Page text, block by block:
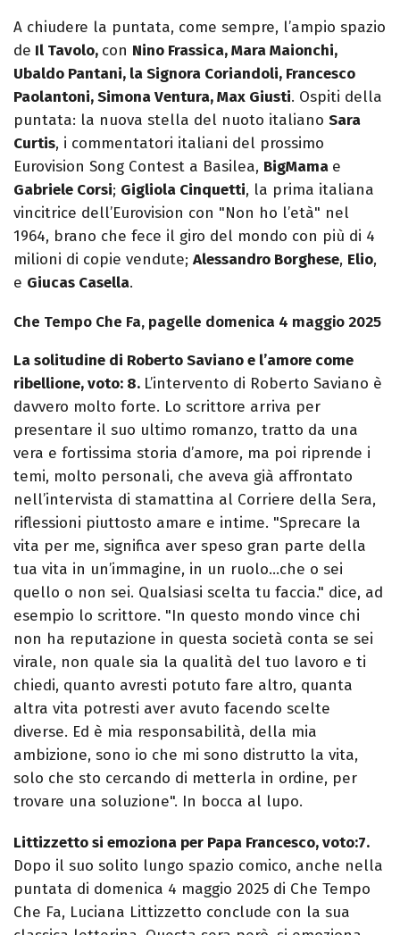
A chiudere la puntata, come sempre, l’ampio spazio
de Il Tavolo, con Nino Frassica, Mara Maionchi,
Ubaldo Pantani, la Signora Coriandoli, Francesco
Paolantoni, Simona Ventura, Max Giusti. Ospiti della
puntata: la nuova stella del nuoto italiano Sara
Curtis, i commentatori italiani del prossimo
Eurovision Song Contest a Basilea, BigMama e
Gabriele Corsi; Gigliola Cinquetti, la prima italiana
vincitrice dell’Eurovision con "Non ho l’età" nel
1964, brano che fece il giro del mondo con più di 4
milioni di copie vendute; Alessandro Borghese, Elio,
e Giucas Casella.
Che Tempo Che Fa, pagelle domenica 4 maggio 2025
La solitudine di Roberto Saviano e l’amore come
ribellione, voto: 8. L’intervento di Roberto Saviano è
davvero molto forte. Lo scrittore arriva per
presentare il suo ultimo romanzo, tratto da una
vera e fortissima storia d’amore, ma poi riprende i
temi, molto personali, che aveva già affrontato
nell’intervista di stamattina al Corriere della Sera,
riflessioni piuttosto amare e intime. "Sprecare la
vita per me, significa aver speso gran parte della
tua vita in un’immagine, in un ruolo…che o sei
quello o non sei. Qualsiasi scelta tu faccia." dice, ad
esempio lo scrittore. "In questo mondo vince chi
non ha reputazione in questa società conta se sei
virale, non quale sia la qualità del tuo lavoro e ti
chiedi, quanto avresti potuto fare altro, quanta
altra vita potresti aver avuto facendo scelte
diverse. Ed è mia responsabilità, della mia
ambizione, sono io che mi sono distrutto la vita,
solo che sto cercando di metterla in ordine, per
trovare una soluzione". In bocca al lupo.
Littizzetto si emoziona per Papa Francesco, voto:7.
Dopo il suo solito lungo spazio comico, anche nella
puntata di domenica 4 maggio 2025 di Che Tempo
Che Fa, Luciana Littizzetto conclude con la sua